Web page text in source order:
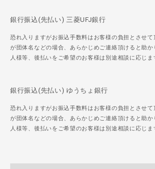
銀行振込(先払い) 三菱UFJ銀行
恐れ入りますがお振込手数料はお客様の負担とさせ
が団体名などの場合、あらかじめご連絡頂けると助
人様等、後払いをご希望のお客様は別途相談に応じま
銀行振込(先払い) ゆうちょ銀行
恐れ入りますがお振込手数料はお客様の負担とさせ
が団体名などの場合、あらかじめご連絡頂けると助
人様等、後払いをご希望のお客様は別途相談に応じま